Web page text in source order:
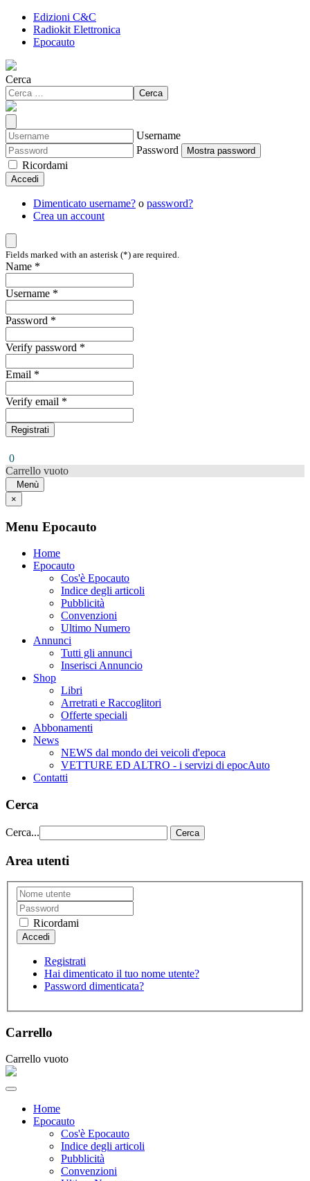
Edizioni C&C
Radiokit Elettronica
Epocauto
Cerca
Cerca
Username
Password
Mostra password
Ricordami
Accedi
Dimenticato username? o password?
Crea un account
Fields marked with an asterisk (*) are required.
Name *
Username *
Password *
Verify password *
Email *
Verify email *
Registrati
0
Carrello vuoto
Menù
×
Menu Epocauto
Home
Epocauto
Cos'è Epocauto
Indice degli articoli
Pubblicità
Convenzioni
Ultimo Numero
Annunci
Tutti gli annunci
Inserisci Annuncio
Shop
Libri
Arretrati e Raccoglitori
Offerte speciali
Abbonamenti
News
NEWS dal mondo dei veicoli d'epoca
VETTURE ED ALTRO - i servizi di epocAuto
Contatti
Cerca
Cerca... Cerca
Area utenti
Ricordami
Registrati
Hai dimenticato il tuo nome utente?
Password dimenticata?
Carrello
Carrello vuoto
Home
Epocauto
Cos'è Epocauto
Indice degli articoli
Pubblicità
Convenzioni